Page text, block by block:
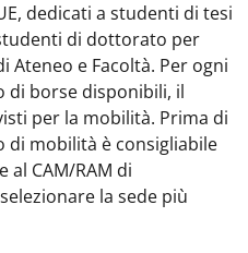
dedicati a studenti di tesi
di dottorato per
Ateneo e Facoltà. Per ogni
di borse disponibili, il
per la mobilità. Prima di
di mobilità è consigliabile
al CAM/RAM di
la sede più